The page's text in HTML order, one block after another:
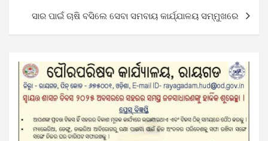
ସାର ପାଇଁ ଚାଷି ବସିଲେ ସେବା ସମବାୟ କାର୍ଯ୍ଯାଳୟ ସମ୍ମୁଖରେ